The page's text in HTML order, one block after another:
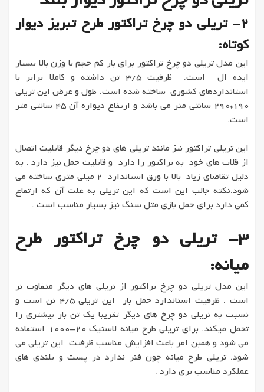
2- تریلی دو چرخ تراکتور طرح تبریز دیوار
کوتاه:
این مدل تریلی دو چرخ تراکتور برای بار کم حجم با وزن بالا بسیار
ایده ال است. ظرفیت 3/5 تن داشته و کاملا برابر با
استانداردهای کشوری ساخته شده است. طول و عرض این تریلی
190*290 سانتی متر می باشد و ارتفاع دیواره آن 45 سانتی متر
است.
این تریلی تراکتور نیز مانند تریلی های دو چرخ دیگر قابلیت اتصال
از قلاب های خود به تراکتور را دارد و قابلیت حمل نیز دارد . به
دلیل تقاضای زیاد بالا با ورق استاندارد 2 میلی متری ساخته می
شود.نکته جالب این است که این تریلی به علت آن که ارتفاع
کمی دارد برای حمل بازی مثل سنگ نیز بسیار مناسب است .
3- تریلی دو چرخ تراکتور طرح
میانه:
این مدل تریلی دو چرخ تراکتور از تریلی های دیگر متفاوت تر
است . ظرفیت استاندارد حمل بار این تریلی 4/5 تن است و
نسبت به تریلی دو چرخ های دیگر تقریبا یک تن بار بیشتری را
تحمل میکند. برای تریلی طرح میانه لاستیک 20-1000 استفاده
می شود و همین امر باعث افزایش مناسب ظرفیت این تریلی می
شود. تریلی طرح میانه چون فنر ندارد در پست و بلندی های
عملکرد مناسب تری دارد .